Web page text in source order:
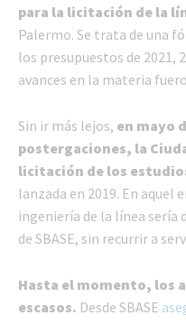
para la licitación de la
Palermo. Se trata de una
los presupuestos de 2021,
avances en la materia
Sin ir más lejos, en mayo
postergaciones, la
licitación de los
lanzada en 2019. En aquel
ingeniería de la línea sería
de SBASE, sin recurrir a
Hasta el momento, los
escasos. Desde SBASE